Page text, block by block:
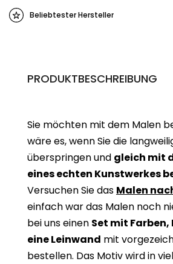
Beliebtester Hersteller
PRODUKTBESCHREIBUNG
Sie möchten mit dem Malen
wäre es, wenn Sie die
überspringen und gleich mit
eines echten Kunstwerkes
Versuchen Sie das Malen
einfach war das Malen noch
bei uns einen Set mit Farben,
eine Leinwand mit
bestellen. Das Motiv wird in